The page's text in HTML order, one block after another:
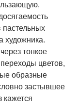
художника.
тонкое
цветов,
образные
застывшее
кажется